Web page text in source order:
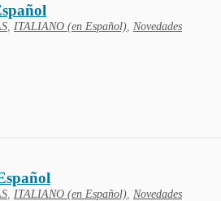
ITALIANO (en Español) Novedades
ITALIANO (en Español) Novedades